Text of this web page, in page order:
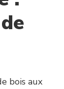
bois aux